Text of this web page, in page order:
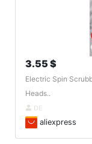
3.55 $
Electric Spin
Heads..
DE
aliexpress